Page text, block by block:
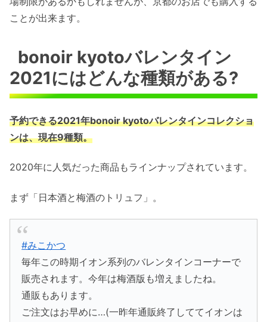
ことが出来ます。
bonoir kyotoバレンタイン
2021にはどんな種類がある?
予約できる2021年bonoir kyotoバレンタインコレクショ
ンは、現在9種類。
2020年に人気だった商品もラインナップされています。
まず「日本酒と梅酒のトリュフ」。
#みこかつ
毎年この時期イオン系列のバレンタインコーナーで
販売されます。今年は梅酒版も増えましたね。
通販もあります。
ご注文はお早めに…(一昨年通販終了しててイオンは